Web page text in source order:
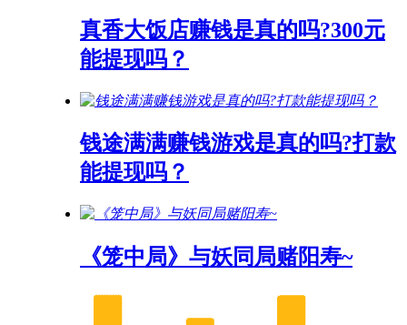
真香大饭店赚钱是真的吗?300元
能提现吗？
钱途满满赚钱游戏是真的吗?打款
能提现吗？
《笼中局》与妖同局赌阳寿~